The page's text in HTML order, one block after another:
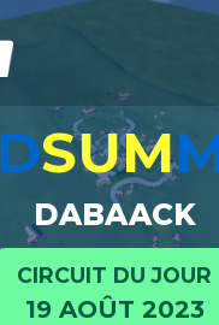
SUM
DABAACK
CIRCUIT DU JOUR
19 AOÛT 2023